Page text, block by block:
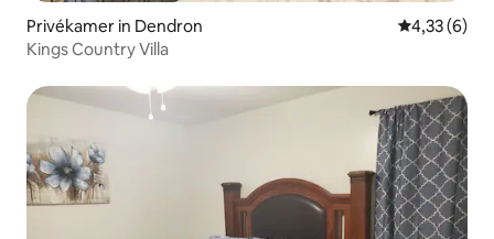
Privékamer in Dendron
4,33 (6)
Kings Country Villa